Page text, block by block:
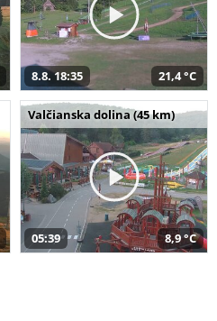
8.8. 18:35 21,4 °C
Valčianska dolina (45 km)
05:39 8,9 °C